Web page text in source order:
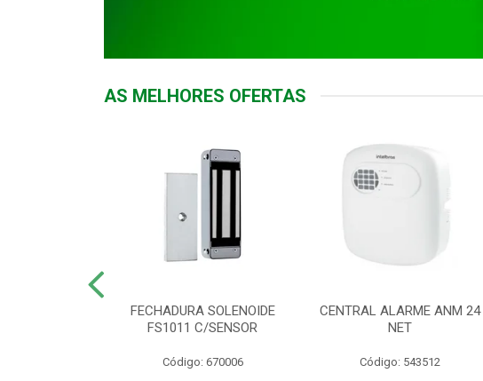
AS MELHORES OFERTAS
FECHADURA SOLENOIDE
FS1011 C/SENSOR
Código: 670006
CENTRAL ALARME ANM 24
NET
Código: 543512